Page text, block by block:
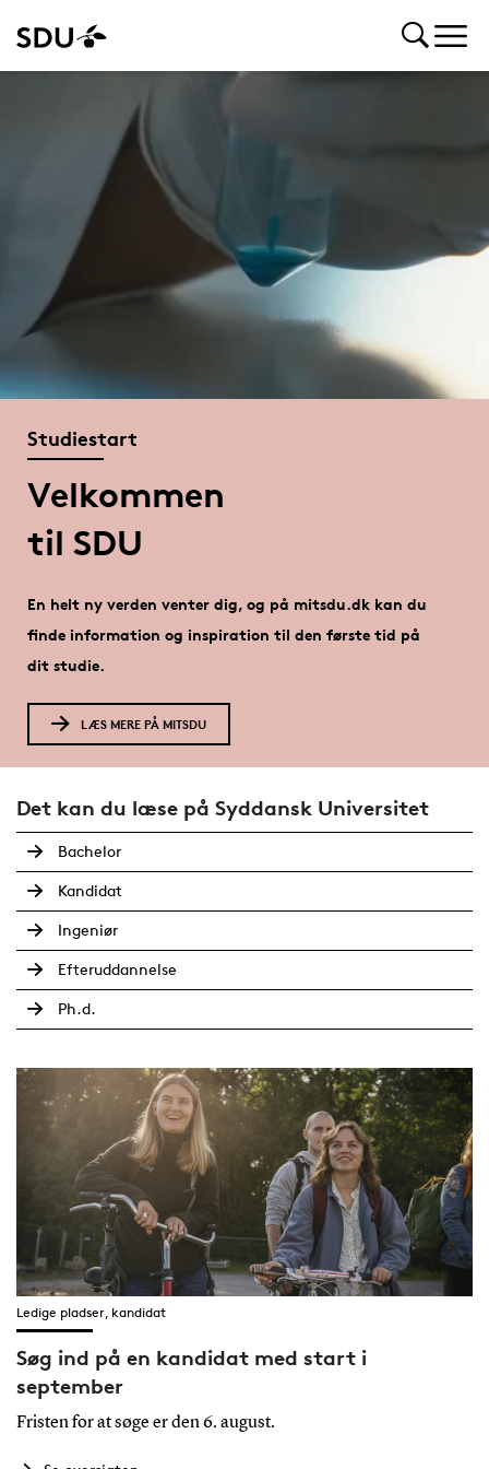
Studiestart
Velkommen
til SDU
En helt ny verden venter dig, og på mitsdu.dk kan du
finde information og inspiration til den første tid på
dit studie.
LÆS MERE PÅ MITSDU
Det kan du læse på Syddansk Universitet
Bachelor
Kandidat
Ingeniør
Efteruddannelse
Ph.d.
Ledige pladser, kandidat
Søg ind på en kandidat med start i
september
Fristen for at søge er den 6. august.